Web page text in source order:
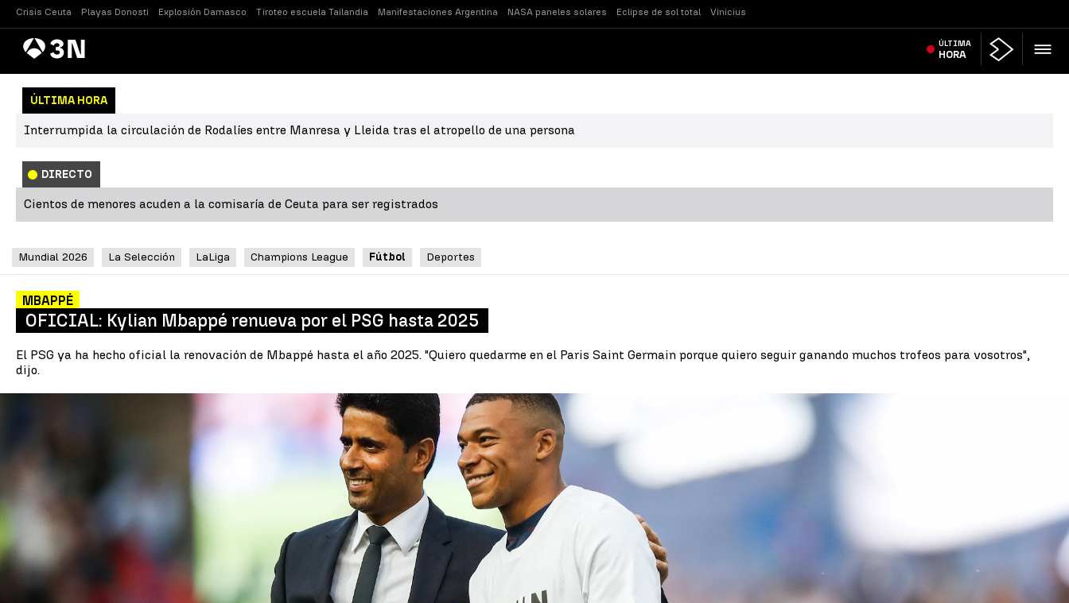
Crisis Ceuta Playas Donosti Explosión Damasco Tiroteo escuela Tailandia Manifestaciones Argentina NASA paneles solares Eclipse de sol total Vinicius
AntenaNoticias ÚLTIMA
HORA
ÚLTIMA HORA
Interrumpida la circulación de Rodalíes entre Manresa y Lleida tras el atropello de una persona
DIRECTO
Cientos de menores acuden a la comisaría de Ceuta para ser registrados
Mundial 2026 La Selección LaLiga Champions League Fútbol Deportes
MBAPPÉ
OFICIAL: Kylian Mbappé renueva por el PSG hasta 2025
El PSG ya ha hecho oficial la renovación de Mbappé hasta el año 2025. "Quiero quedarme en el Paris Saint Germain porque quiero seguir ganando muchos trofeos para vosotros",
dijo.